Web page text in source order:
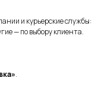
и курьерские службы:
— по выбору клиента.
.